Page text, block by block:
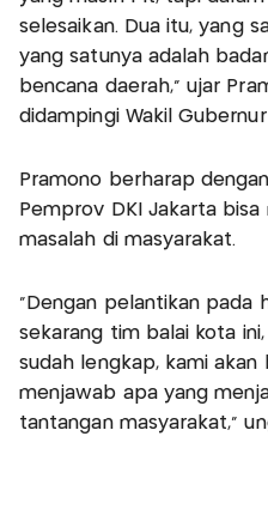
selesaikan. Dua itu, yang
yang satunya adalah
bencana daerah," ujar
didampingi Wakil
Pramono berharap
Pemprov DKI Jakarta
masalah di masyarakat.
"Dengan pelantikan pada
sekarang tim balai kota
sudah lengkap, kami
menjawab apa yang
tantangan masyarakat,"